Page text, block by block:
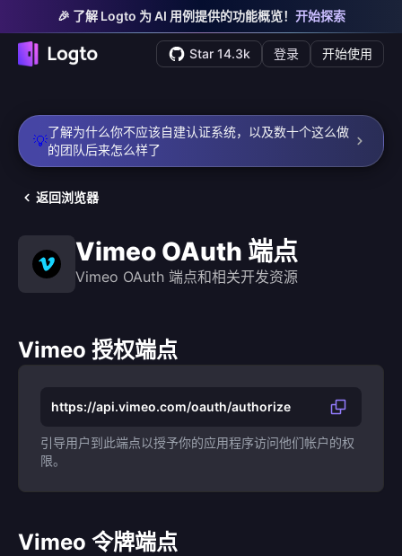
🎉 了解 Logto 为 AI 用例提供的功能概览！ 开始探索
Star 14.3k 登录 开始使用
💡
了解为什么你不应该自建认证系统，以及数十个这么做
的团队后来怎么样了
返回浏览器
Vimeo OAuth 端点
Vimeo OAuth 端点和相关开发资源
Vimeo 授权端点
https://api.vimeo.com/oauth/authorize
引导用户到此端点以授予你的应用程序访问他们帐户的权
限。
Vimeo 令牌端点